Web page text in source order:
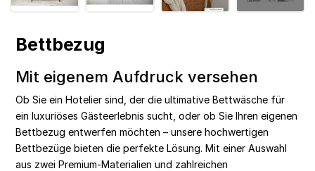
Bettbezug
Mit eigenem Aufdruck versehen
Ob Sie ein Hotelier sind, der die ultimative Bettwäsche für
ein luxuriöses Gästeerlebnis sucht, oder ob Sie Ihren eigenen
Bettbezug entwerfen möchten – unsere hochwertigen
Bettbezüge bieten die perfekte Lösung. Mit einer Auswahl
aus zwei Premium-Materialien und zahlreichen